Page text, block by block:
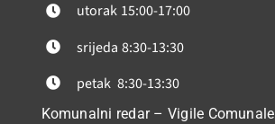
utorak 15:00-17:00
srijeda 8:30-13:30
petak 8:30-13:30
Komunalni redar – Vigile Comunale